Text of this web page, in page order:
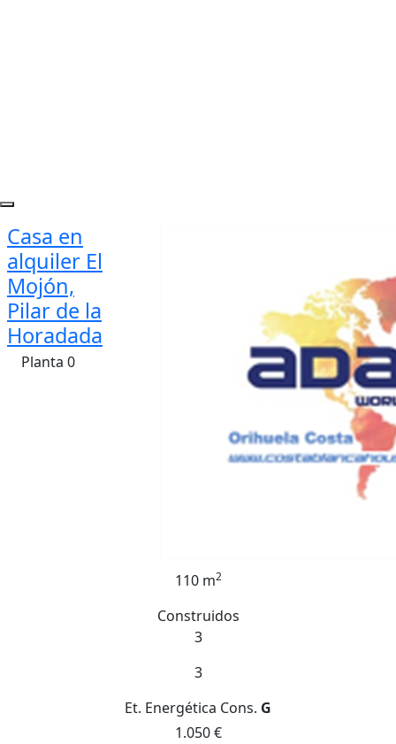
Casa en
alquiler El
Mojón,
Pilar de la
Horadada
Planta 0
110 m2
Construidos
3
3
Et. Energética Cons. G
1.050 €